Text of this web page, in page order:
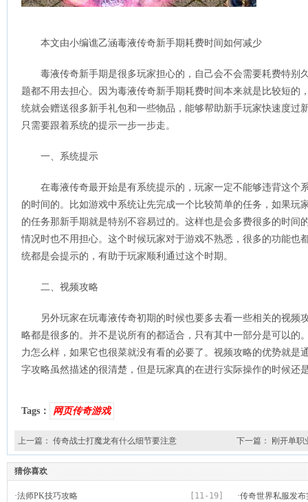
本文由小编谯乙涵毒液传奇新手期耗费时间如何减少
毒液传奇新手期是很多玩家担心的，自己会不会需要耗费特别
题都不用去担心。因为毒液传奇新手期耗费时间本来就是比较短的
统就会赠送很多新手礼包和一些物品，能够帮助新手玩家快速度过
只需要跟着系统的提示一步一步走。
一、系统提示
在毒液传奇最开始是有系统提示的，玩家一定不能够违背这个
的时间的。比如游戏中系统让先完成一个比较简单的任务，如果玩
的任务那新手期就是特别不容易过的。这样也是会多费很多的时间
情况时也不用担心。这个时候玩家对于游戏不熟悉，很多的功能也
统都是会提示的，有助于玩家顺利通过这个时期。
二、视频攻略
另外玩家在玩毒液传奇初期的时候也要多去看一些相关的视频
略都是很多的。并不是说所有的都适合，只有其中一部分是可以的
力怎么样，如果它也很菜就没有看的必要了。视频攻略的优势就是
字攻略虽然描述的很清楚，但是玩家真的在进行实际操作的时候还
Tags： 网页传奇游戏
上一篇： 传奇战士打魔龙有什么细节要注意 下一篇： 刚开单
猜你喜欢
[11-19]
·法师PK技巧攻略 ·传奇世界私服发